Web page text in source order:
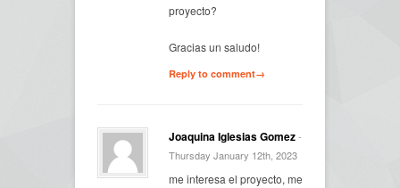
proyecto?
Gracias un saludo!
Reply to comment→
Joaquina Iglesias Gomez-
Thursday January 12th, 2023
me interesa el proyecto, me